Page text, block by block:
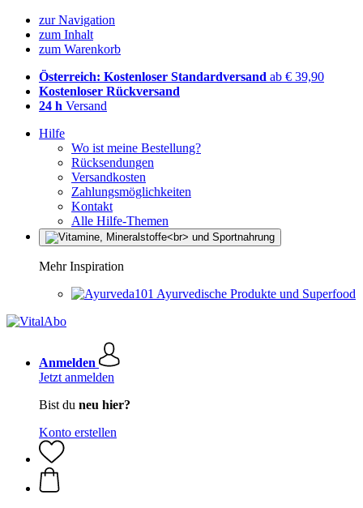
zur Navigation
zum Inhalt
zum Warenkorb
Österreich: Kostenloser Standardversand ab € 39,90
Kostenloser Rückversand
24 h Versand
Hilfe
Wo ist meine Bestellung?
Rücksendungen
Versandkosten
Zahlungsmöglichkeiten
Kontakt
Alle Hilfe-Themen
Mehr Inspiration
Ayurvedische Produkte und Superfood
Anmelden
Jetzt anmelden
Bist du neu hier?
Konto erstellen